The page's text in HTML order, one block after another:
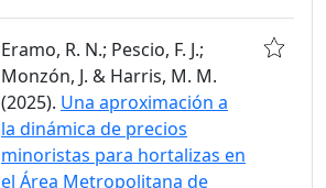
Eramo, R. N.; Pescio, F. J.;
Monzón, J. & Harris, M. M.
(2025). Una aproximación a
la dinámica de precios
minoristas para hortalizas en
el Área Metropolitana de